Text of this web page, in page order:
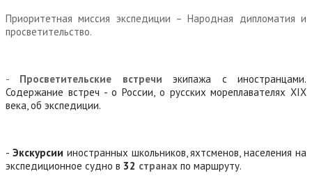
Приоритетная миссия экспедиции – Народная дипломатия и
просветительство.
- Просветительские встречи экипажа с иностранцами.
Содержание встреч - о России, о русских мореплавателях XIX
века, об экспедиции.
- Экскурсии иностранных школьников, яхтсменов, населения на
экспедиционное судно в 32 странах по маршруту.